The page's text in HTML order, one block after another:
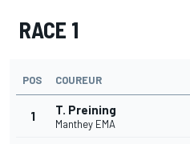
RACE 1
POS COUREUR
1 T. Preining
Manthey EMA